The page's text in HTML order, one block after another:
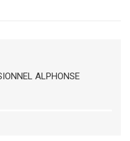
ALPHONSE